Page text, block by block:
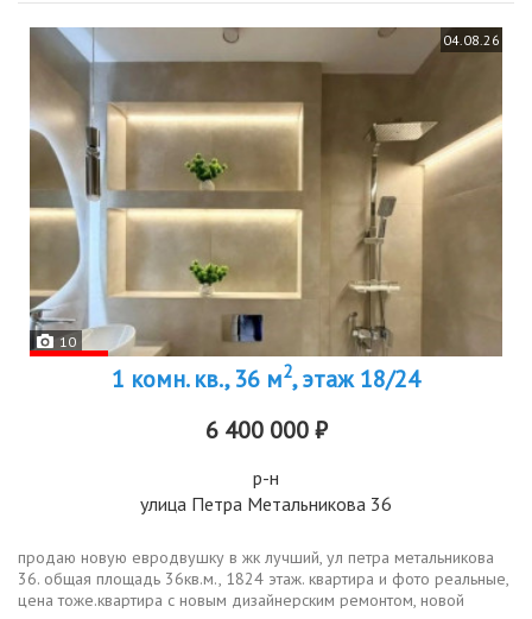
04.08.26
10
1 комн. кв., 36 м2, этаж 18/24
6 400 000 ₽
р-н
улица Петра Метальникова 36
продаю новую евродвушку в жк лучший, ул петра метальникова
36. общая площадь 36кв.м., 1824 этаж. квартира и фото реальные,
цена тоже.квартира с новым дизайнерским ремонтом, новой